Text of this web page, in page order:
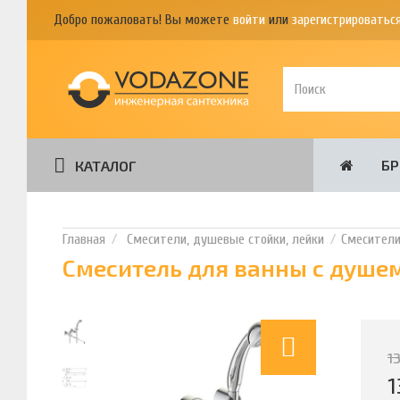
Добро пожаловать! Вы можете войти или
КАТАЛОГ
Смесители, душевые стойки, лейки
Смеситель для ванны с